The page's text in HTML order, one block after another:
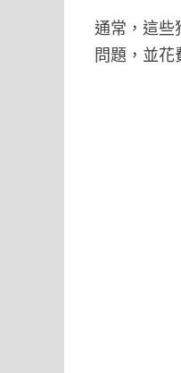
通常，這些
問題，並花